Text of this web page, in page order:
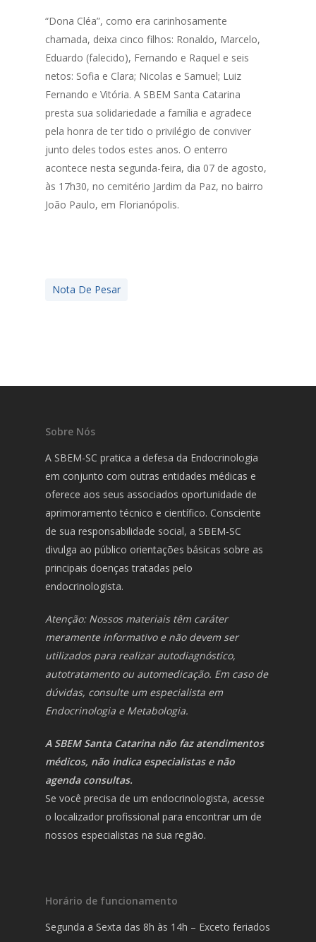
“Dona Cléa”, como era carinhosamente
chamada, deixa cinco filhos: Ronaldo, Marcelo,
Eduardo (falecido), Fernando e Raquel e seis
netos: Sofia e Clara; Nicolas e Samuel; Luiz
Fernando e Vitória. A SBEM Santa Catarina
presta sua solidariedade a família e agradece
pela honra de ter tido o privilégio de conviver
junto deles todos estes anos. O enterro
acontece nesta segunda-feira, dia 07 de agosto,
às 17h30, no cemitério Jardim da Paz, no bairro
João Paulo, em Florianópolis.
Nota De Pesar
Sobre Nós
A SBEM-SC pratica a defesa da Endocrinologia
em conjunto com outras entidades médicas e
oferece aos seus associados oportunidade de
aprimoramento técnico e científico. Consciente
de sua responsabilidade social, a SBEM-SC
divulga ao público orientações básicas sobre as
principais doenças tratadas pelo
endocrinologista.
Atenção: Nossos materiais têm caráter
meramente informativo e não devem ser
utilizados para realizar autodiagnóstico,
autotratamento ou automedicação. Em caso de
dúvidas, consulte um especialista em
Endocrinologia e Metabologia.
A SBEM Santa Catarina não faz atendimentos
médicos, não indica especialistas e não
agenda consultas.
Se você precisa de um endocrinologista, acesse
o localizador profissional para encontrar um de
nossos especialistas na sua região.
Horário de funcionamento
Segunda a Sexta das 8h às 14h – Exceto feriados